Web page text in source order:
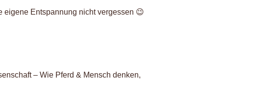
eigene Entspannung nicht vergessen 😉
– Wie Pferd & Mensch denken,